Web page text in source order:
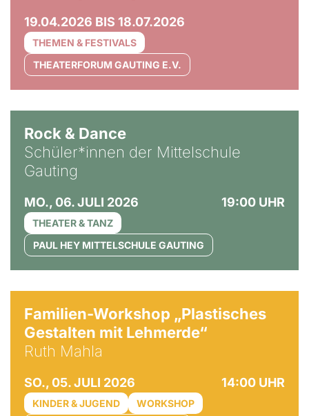
19.04.2026 BIS 18.07.2026
THEMEN & FESTIVALS
THEATERFORUM GAUTING E.V.
Rock & Dance
Schüler*innen der Mittelschule
Gauting
MO., 06. JULI 2026 19:00 UHR
THEATER & TANZ
PAUL HEY MITTELSCHULE GAUTING
Familien-Workshop „Plastisches
Gestalten mit Lehmerde“
Ruth Mahla
SO., 05. JULI 2026 14:00 UHR
KINDER & JUGEND WORKSHOP